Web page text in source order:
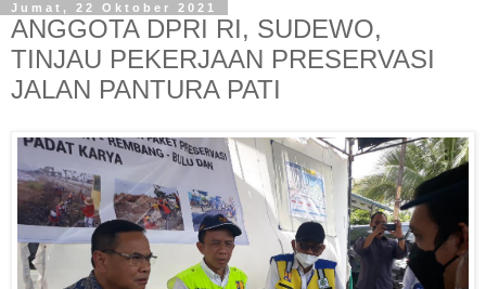
Jumat, 22 Oktober 2021
ANGGOTA DPRI RI, SUDEWO,
TINJAU PEKERJAAN PRESERVASI
JALAN PANTURA PATI